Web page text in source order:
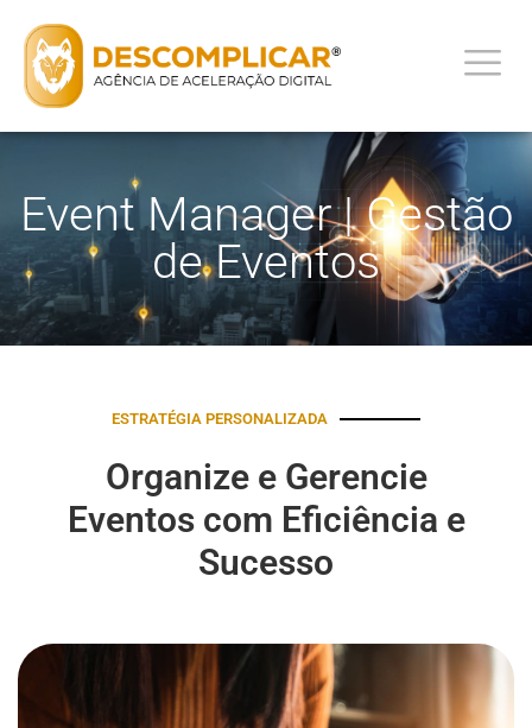
Event Manager | Gestão
de Eventos
ESTRATÉGIA PERSONALIZADA
Organize e Gerencie
Eventos com Eficiência e
Sucesso